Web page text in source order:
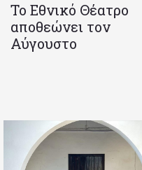
Το Εθνικό Θέατρο
αποθεώνει τον
Αύγουστο